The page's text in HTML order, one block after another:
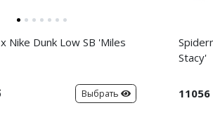
Nike Dunk Low SB 'Miles
Выбрать
Stacy'